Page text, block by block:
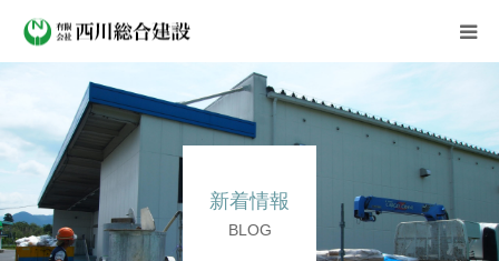
新着情報
BLOG
会社案内
事業紹介
施工実績